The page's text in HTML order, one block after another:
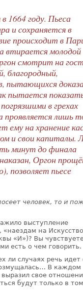
1664 году. Пьеса
и сохраняется в
происходит в
втирается молодой
смотрит на
благородный,
пытающихся
пытается
в грехах
лишь
ему на хранение
и свои капиталы.
минут до финала
Оргон
позволяет пьесе
человек, то и
выступление
«наездам на
«И»)? Вы
есть о чем говорить.
ли случаях речь идет
В каждом
свое
будут только в том